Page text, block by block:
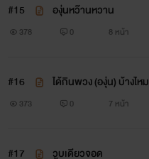
#15 องุ่นหว๊านหวาน
378 0 8 หน้า
#16 ได้กินพวง (องุ่น) บ้างไหม
373 0 7 หน้า
#17 วูบเดียวจอด